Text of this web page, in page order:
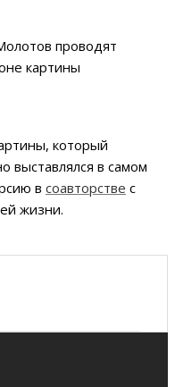
проводят
картины
который
выставлялся в самом
в соавторстве с
жизни.